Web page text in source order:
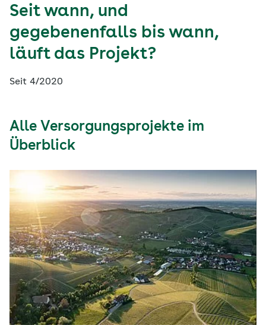
Seit wann, und
gegebenenfalls bis wann,
läuft das Projekt?
Seit 4/2020
Alle Versorgungsprojekte im
Überblick